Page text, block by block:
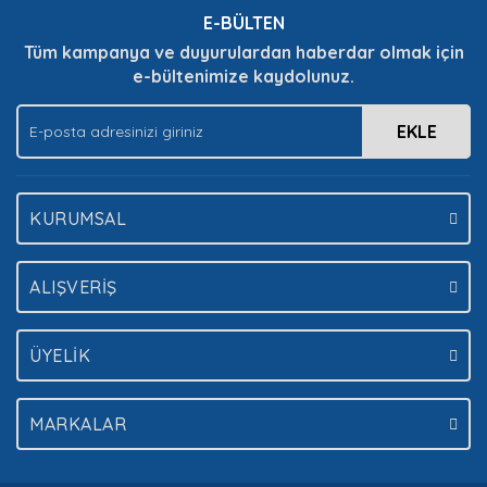
Gönder
E-BÜLTEN
Tüm kampanya ve duyurulardan haberdar olmak için
e-bültenimize kaydolunuz.
EKLE
KURUMSAL
ALIŞVERİŞ
ÜYELİK
MARKALAR